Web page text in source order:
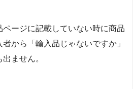
ページに記載していない時に商品
から「輸入品じゃないですか」
ません。